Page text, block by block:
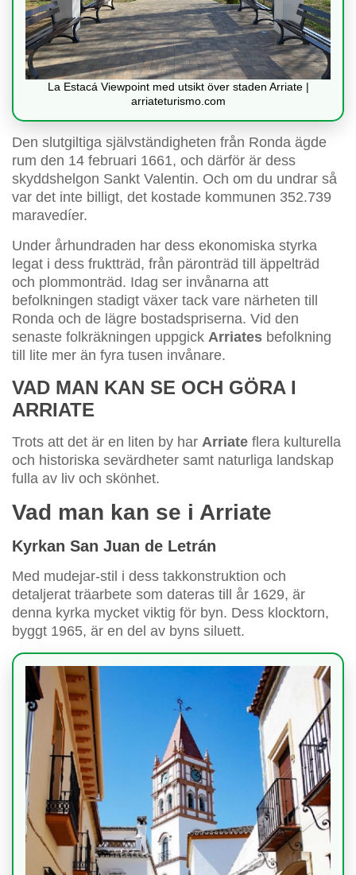
La Estacá Viewpoint med utsikt över staden Arriate |
arriateturismo.com
Den slutgiltiga självständigheten från Ronda ägde
rum den 14 februari 1661, och därför är dess
skyddshelgon Sankt Valentin. Och om du undrar så
var det inte billigt, det kostade kommunen 352.739
maravedíer.
Under århundraden har dess ekonomiska styrka
legat i dess fruktträd, från päronträd till äppelträd
och plommonträd. Idag ser invånarna att
befolkningen stadigt växer tack vare närheten till
Ronda och de lägre bostadspriserna. Vid den
senaste folkräkningen uppgick Arriates befolkning
till lite mer än fyra tusen invånare.
VAD MAN KAN SE OCH GÖRA I
ARRIATE
Trots att det är en liten by har Arriate flera kulturella
och historiska sevärdheter samt naturliga landskap
fulla av liv och skönhet.
Vad man kan se i Arriate
Kyrkan San Juan de Letrán
Med mudejar-stil i dess takkonstruktion och
detaljerat träarbete som dateras till år 1629, är
denna kyrka mycket viktig för byn. Dess klocktorn,
byggt 1965, är en del av byns siluett.